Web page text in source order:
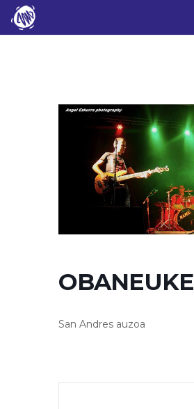
OBANEUKE
San Andres auzoa